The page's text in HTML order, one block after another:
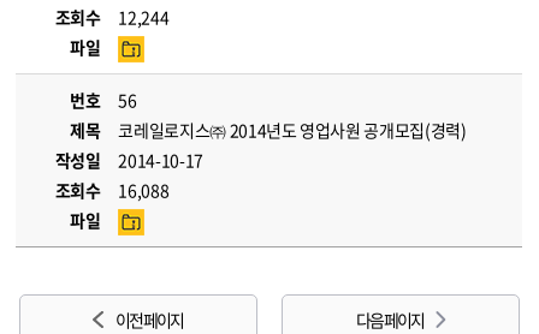
조회수
12,244
파일
번호
56
제목
코레일로지스㈜ 2014년도 영업사원 공개모집(경력)
작성일
2014-10-17
조회수
16,088
파일
이전 페이지 다음 페이지